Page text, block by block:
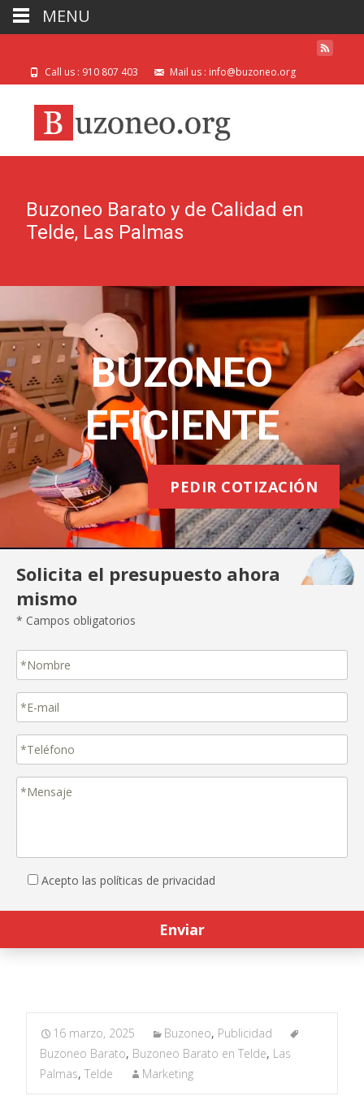
Call us : 910 807 403 Mail us : info@buzoneo.org
Buzoneo Barato y de Calidad en
Telde, Las Palmas
BUZONEO
EFICIENTE
PEDIR COTIZACIÓN
Solicita el presupuesto ahora
mismo
* Campos obligatorios
Acepto las políticas de privacidad
16 marzo, 2025 Buzoneo, Publicidad
Buzoneo Barato, Buzoneo Barato en Telde, Las
Palmas, Telde Marketing
MENU